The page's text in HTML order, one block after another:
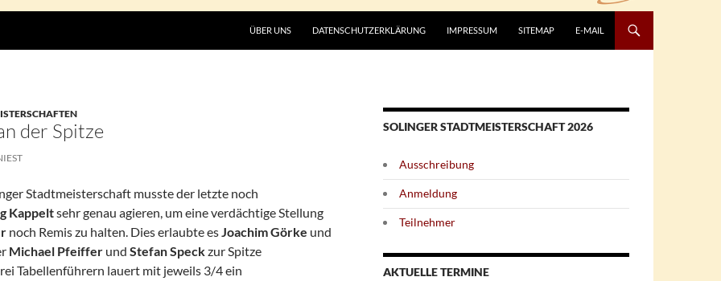
ÜBER UNS DATENSCHUTZERKLÄRUNG IMPRESSUM SITEMAP E-MAIL
der Spitze
Stadtmeisterschaft musste der letzte noch
Kappeltsehr genau agieren, um eine verdächtige Stellung
noch Remis zu halten. Dies erlaubte esJoachim Görke und
Michael Pfeiffer und Stefan Speckzur Spitze
Tabellenführern lauert mit jeweils 3/4 ein
SOLINGER STADTMEISTERSCHAFT 2026
Ausschreibung
Anmeldung
Teilnehmer
AKTUELLE TERMINE